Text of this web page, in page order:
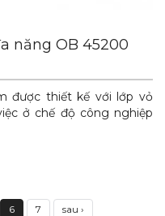
năng OB 45200
được thiết kế với lớp vỏ
ở chế độ công nghiệp
6 7 sau ›